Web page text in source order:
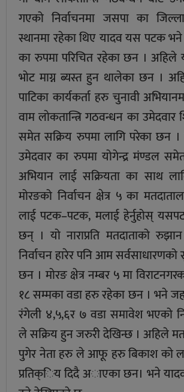
गएको निर्वाचनमा जसपा का
स्थानमा रहेका थिए यादव यस पटक भने
का रुपमा परिचित रहेका छन । अहिले
भाेट माग्न ब्यस्त हुन थालेका छन ।
पाटिका कार्यकर्ता हरु चुनावी
वाम लाेकतान्त्रि गठवन्धन का
समेत सक्रिय रुपमा लागि परेका छन ।
उमेदवार का रुपमा याेगेन्द्र मंण्डल
अभियान लाई सक्रियता का साथ
मोरङको निर्वाचन क्षेत्र ५ का
लाई पटक–पटक, मलाई हेर्नुहोस्
छन् । यो नाराप्रति मतदाताको
निर्वाचन हारेर पनि आम
छन । माेरङ क्षेत्र नम्बर ५ मा
१८ सम्मका वडा हरु रहेका छन । भने
रंगेली ४,५,६र ७ वडा समावेश भएको
ले सक्रिय हुन जरुरी देखिन्छ । अहिले
पुगेर नेता हरु ले आफू हरु बिकाश काे
प्रतिक्िय दिदै अाएका छन। भने